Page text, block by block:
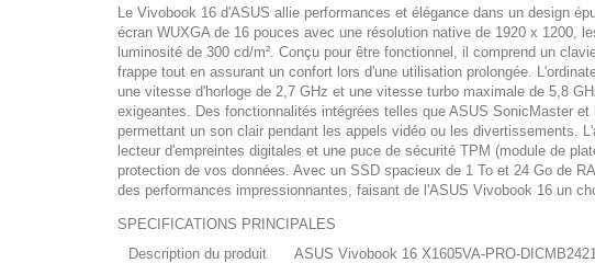
Le Vivobook 16 d'ASUS allie performances et élégance dans un design
écran WUXGA de 16 pouces avec une résolution native de 1920 x 1200,
luminosité de 300 cd/m². Conçu pour être fonctionnel, il comprend un
frappe tout en assurant un confort lors d'une utilisation prolongée.
une vitesse d'horloge de 2,7 GHz et une vitesse turbo maximale de 5,8
exigeantes. Des fonctionnalités intégrées telles que ASUS SonicMaster
permettant un son clair pendant les appels vidéo ou les divertissements.
lecteur d'empreintes digitales et une puce de sécurité TPM (module de
protection de vos données. Avec un SSD spacieux de 1 To et 24 Go de
des performances impressionnantes, faisant de l'ASUS Vivobook 16 un
SPECIFICATIONS PRINCIPALES
Description du produit
ASUS Vivobook 16 X1605VA-PRO-